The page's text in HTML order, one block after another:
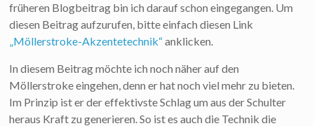
früheren Blogbeitrag bin ich darauf schon eingegangen. Um
diesen Beitrag aufzurufen, bitte einfach diesen Link
„Möllerstroke-Akzentetechnik“anklicken.
In diesem Beitrag möchte ich noch näher auf den
Möllerstroke eingehen, denn er hat noch viel mehr zu bieten.
Im Prinzip ist er der effektivste Schlag um aus der Schulter
heraus Kraft zu generieren. So ist es auch die Technik die